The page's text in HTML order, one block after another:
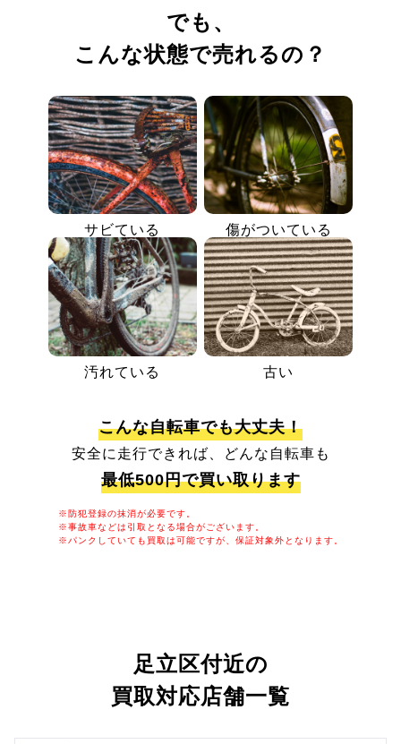
でも、
こんな状態で売れるの？
サビている 傷がついている
汚れている 古い
こんな自転車でも大丈夫！
安全に走行できれば、どんな自転車も
最低500円で買い取ります
※防犯登録の抹消が必要です。
※事故車などは引取となる場合がございます。
※パンクしていても買取は可能ですが、保証対象外となります。
足立区付近の
買取対応店舗一覧